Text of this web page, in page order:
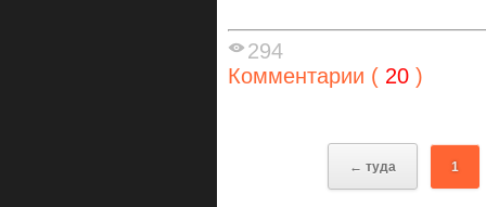
294
Комментарии ( 20 )
← туда 1